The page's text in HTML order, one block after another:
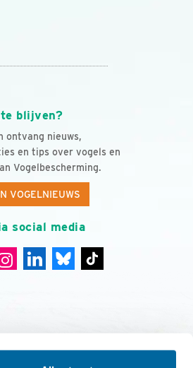
blijven?
ontvang nieuws,
en tips over vogels en
Vogelbescherming.
VOGELNIEUWS
social media